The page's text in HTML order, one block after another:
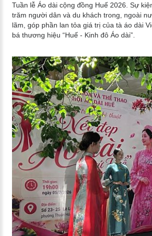
Tuần lễ Áo dài cộng đồng Huế 2026. Sự
trăm người dân và du khách trong, ngoài
lãm, góp phần lan tỏa giá trị của tà áo dài
bá thương hiệu “Huế - Kinh đô Áo dài”.